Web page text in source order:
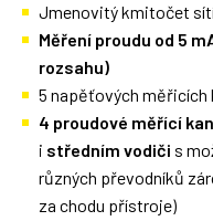
Jmenovitý kmitočet sítí
Měření proudu od 5
rozsahu)
5 napěťových měřicích
4 proudové měřící
i středním vodiči s
různých převodníků
za chodu přístroje)